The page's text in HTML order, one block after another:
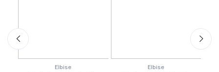
Elbise Elbise